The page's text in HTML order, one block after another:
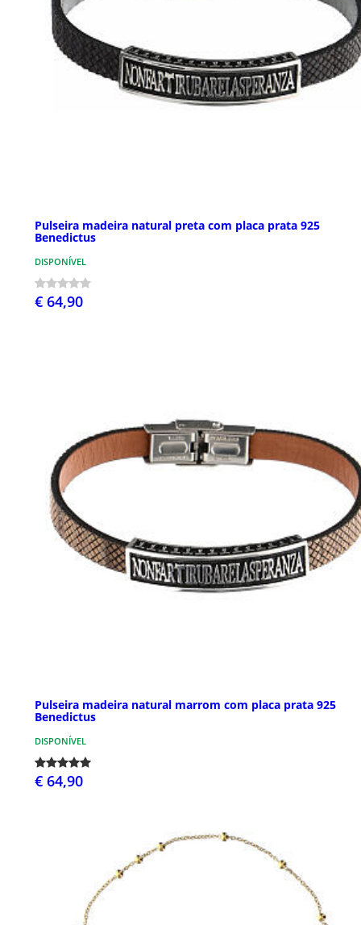
Pulseira madeira natural preta com placa prata 925
Benedictus
DISPONÍVEL
€ 64,90
Pulseira madeira natural marrom com placa prata 925
Benedictus
DISPONÍVEL
€ 64,90